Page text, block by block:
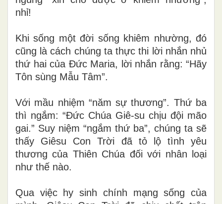
nhỉ!
Khi sống một đời sống khiêm nhường, đó
cũng là cách chúng ta thực thi lời nhắn nhủ
thứ hai của Đức Maria, lời nhắn rằng: “Hãy
Tôn sùng Mẫu Tâm”.
Với mầu nhiệm “năm sự thương”. Thứ ba
thì ngắm: “Đức Chúa Giê-su chịu đội mão
gai.” Suy niệm “ngắm thứ ba”, chúng ta sẽ
thấy Giêsu Con Trời đã tỏ lộ tình yêu
thương của Thiên Chúa đối với nhân loại
như thế nào.
Qua việc hy sinh chính mạng sống của